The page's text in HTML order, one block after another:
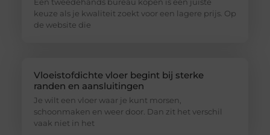
Een tweedehands bureau kopen is een juiste
keuze als je kwaliteit zoekt voor een lagere prijs. Op
de website die
Vloeistofdichte vloer begint bij sterke
randen en aansluitingen
Je wilt een vloer waar je kunt morsen,
schoonmaken en weer door. Dan zit het verschil
vaak niet in het